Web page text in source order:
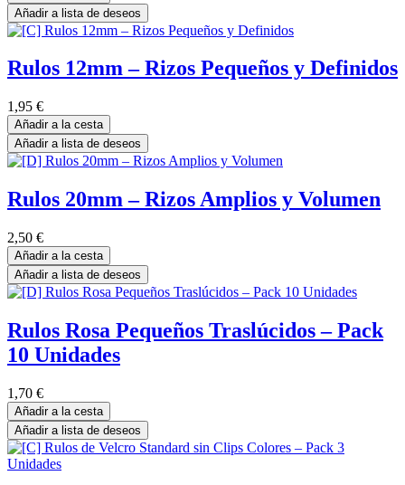
Añadir a lista de deseos
Rulos 12mm – Rizos Pequeños y Definidos
1,95 €
Añadir a la cesta
Añadir a lista de deseos
Rulos 20mm – Rizos Amplios y Volumen
2,50 €
Añadir a la cesta
Añadir a lista de deseos
Rulos Rosa Pequeños Traslúcidos – Pack
10 Unidades
1,70 €
Añadir a la cesta
Añadir a lista de deseos